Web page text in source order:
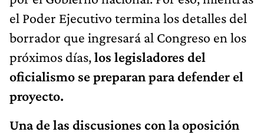
el Poder Ejecutivo termina los detalles del
borrador que ingresará al Congreso en los
próximos días,los legisladores del
oficialismo se preparan para defender el
proyecto.
Una de las discusiones con la oposición